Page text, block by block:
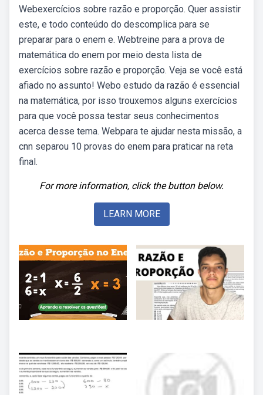
Webexercícios sobre razão e proporção. Quer assistir
este, e todo conteúdo do descomplica para se
preparar para o enem e. Webtreine para a prova de
matemática do enem por meio desta lista de
exercícios sobre razão e proporção. Veja se você está
afiado no assunto! Webo estudo da razão é essencial
na matemática, por isso trouxemos alguns exercícios
para que você possa testar seus conhecimentos
acerca desse tema. Webpara te ajudar nesta missão, a
cnn separou 10 provas do enem para praticar na reta
final.
For more information, click the button below.
LEARN MORE